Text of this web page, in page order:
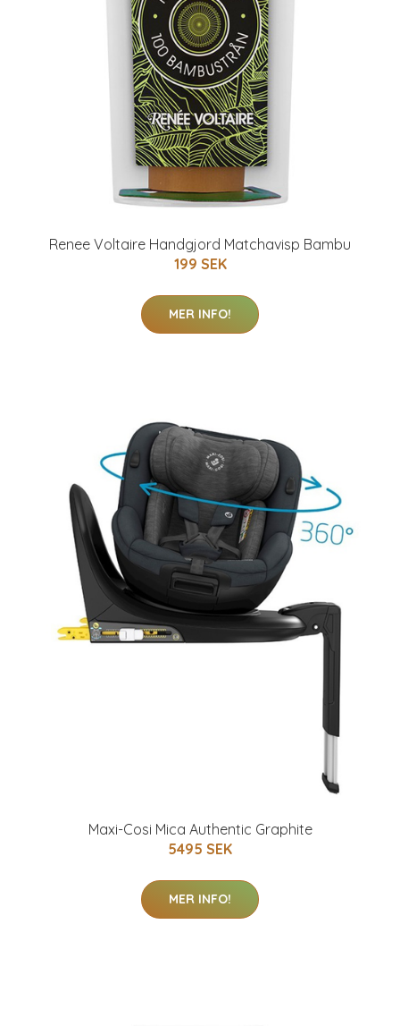
Renee Voltaire Handgjord Matchavisp Bambu
199 SEK
MER INFO!
Maxi-Cosi Mica Authentic Graphite
5495 SEK
MER INFO!